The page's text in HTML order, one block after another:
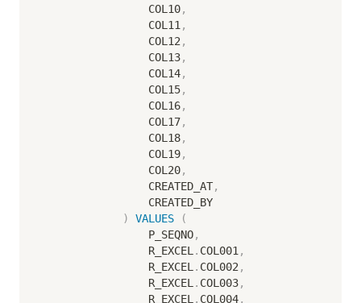
                COL10
,
                COL11
,
                COL12
,
                COL13
,
                COL14
,
                COL15
,
                COL16
,
                COL17
,
                COL18
,
                COL19
,
                COL20
,
                CREATED_AT
,
)
VALUES
(
                P_SEQNO
,
                R_EXCEL
. COL001 ,
                R_EXCEL
. COL002 ,
                R_EXCEL
. COL003,
                R_EXCEL
. COL004,